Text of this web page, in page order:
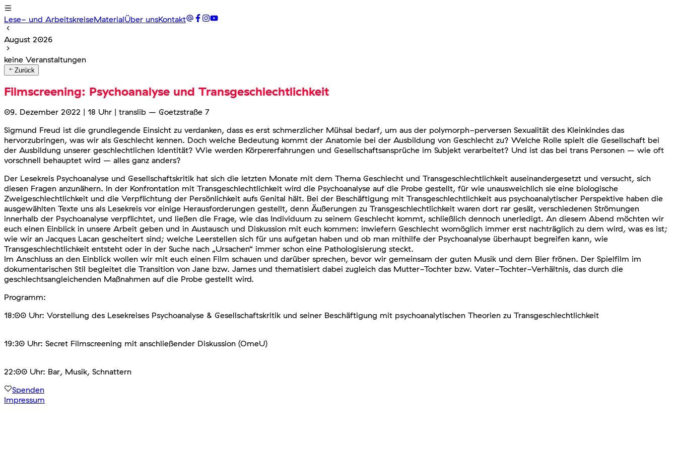
Lese- und ArbeitskreiseMaterialÜber unsKontakt
August 2026
keine Veranstaltungen
Zurück
Filmscreening: Psychoanalyse und Transgeschlechtlichkeit
09. Dezember 2022 | 18 Uhr | translib – Goetzstraße 7
Sigmund Freud ist die grundlegende Einsicht zu verdanken, dass es erst schmerzlicher Mühsal bedarf, um aus der polymorph-perversen Sexualität des Kleinkindes das
hervorzubringen, was wir als Geschlecht kennen. Doch welche Bedeutung kommt der Anatomie bei der Ausbildung von Geschlecht zu? Welche Rolle spielt die Gesellschaft bei
der Ausbildung unserer geschlechtlichen Identität? Wie werden Körpererfahrungen und Gesellschaftsansprüche im Subjekt verarbeitet? Und ist das bei trans Personen – wie oft
vorschnell behauptet wird – alles ganz anders?
Der Lesekreis Psychoanalyse und Gesellschaftskritik hat sich die letzten Monate mit dem Thema Geschlecht und Transgeschlechtlichkeit auseinandergesetzt und versucht, sich
diesen Fragen anzunähern. In der Konfrontation mit Transgeschlechtlichkeit wird die Psychoanalyse auf die Probe gestellt, für wie unausweichlich sie eine biologische
Zweigeschlechtlichkeit und die Verpflichtung der Persönlichkeit aufs Genital hält. Bei der Beschäftigung mit Transgeschlechtlichkeit aus psychoanalytischer Perspektive haben die
ausgewählten Texte uns als Lesekreis vor einige Herausforderungen gestellt, denn Äußerungen zu Transgeschlechtlichkeit waren dort rar gesät, verschiedenen Strömungen
innerhalb der Psychoanalyse verpflichtet, und ließen die Frage, wie das Individuum zu seinem Geschlecht kommt, schließlich dennoch unerledigt. An diesem Abend möchten wir
euch einen Einblick in unsere Arbeit geben und in Austausch und Diskussion mit euch kommen: inwiefern Geschlecht womöglich immer erst nachträglich zu dem wird, was es ist;
wie wir an Jacques Lacan gescheitert sind; welche Leerstellen sich für uns aufgetan haben und ob man mithilfe der Psychoanalyse überhaupt begreifen kann, wie
Transgeschlechtlichkeit entsteht oder in der Suche nach „Ursachen“ immer schon eine Pathologisierung steckt.
Im Anschluss an den Einblick wollen wir mit euch einen Film schauen und darüber sprechen, bevor wir gemeinsam der guten Musik und dem Bier frönen. Der Spielfilm im
dokumentarischen Stil begleitet die Transition von Jane bzw. James und thematisiert dabei zugleich das Mutter-Tochter bzw. Vater-Tochter-Verhältnis, das durch die
geschlechtsangleichenden Maßnahmen auf die Probe gestellt wird.
Programm:
18:00 Uhr: Vorstellung des Lesekreises Psychoanalyse & Gesellschaftskritik und seiner Beschäftigung mit psychoanalytischen Theorien zu Transgeschlechtlichkeit
19:30 Uhr: Secret Filmscreening mit anschließender Diskussion (OmeU)
22:00 Uhr: Bar, Musik, Schnattern
Spenden
Impressum